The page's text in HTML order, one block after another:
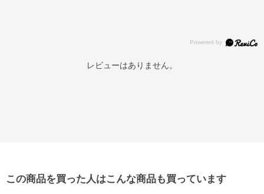
レビューはありません。
この商品を買った人はこんな商品も買っています